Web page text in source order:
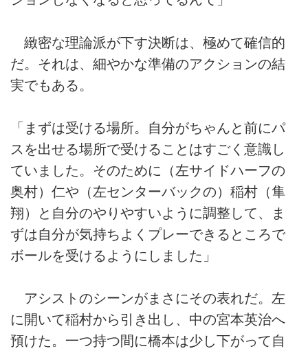
緻密な理論派が下す決断は、極めて確信的
だ。それは、細やかな準備のアクションの結
実でもある。
「まずは受ける場所。自分がちゃんと前にパ
スを出せる場所で受けることはすごく意識し
ていました。そのために（左サイドハーフの
奥村）仁や（左センターバックの）稲村（隼
翔）と自分のやりやすいように調整して、ま
ずは自分が気持ちよくプレーできるところで
ボールを受けるようにしました」
アシストのシーンがまさにその表れだ。左
に開いて稲村から引き出し、中の宮本英治へ
預けた。一つ持つ間に橋本は少し下がって自